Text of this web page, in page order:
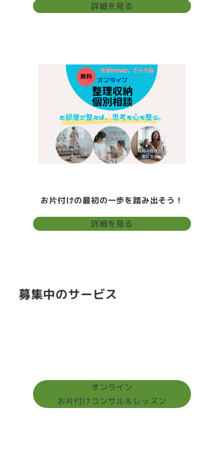
詳細を見る
お片付けの最初の一歩を踏み出そう！
詳細を見る
募集中のサービス
オンライン
お片付けコンサル＆レッスン